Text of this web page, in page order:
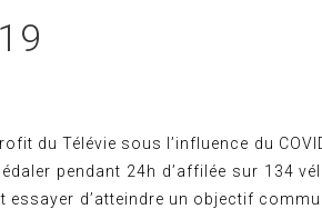
du Télévie sous l’influence du
pendant 24h d’affilée sur 134
essayer d’atteindre un objectif